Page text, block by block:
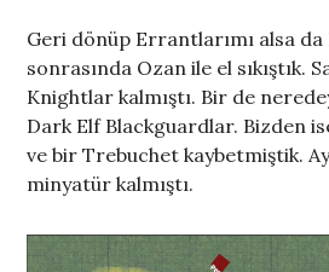
Geri dönüp Errantlarımı alsa
sonrasında Ozan ile el sıkıştık.
Knightlar kalmıştı. Bir de
Dark Elf Blackguardlar. Bizden
ve bir Trebuchet kaybetmiştik.
minyatür kalmıştı.